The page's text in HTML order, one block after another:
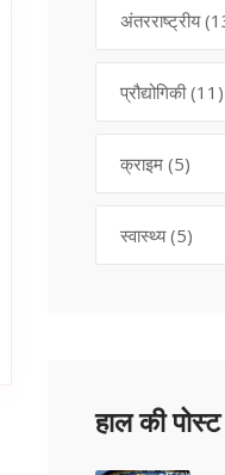
अंतरराष्ट्रीय
प्रौद्योगिकी(11)
क्राइम (5)
स्वास्थ्य(5)
हाल की पोस्ट